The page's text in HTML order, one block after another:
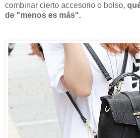
combinar cierto accesorio o bolso,
de "menos es más".